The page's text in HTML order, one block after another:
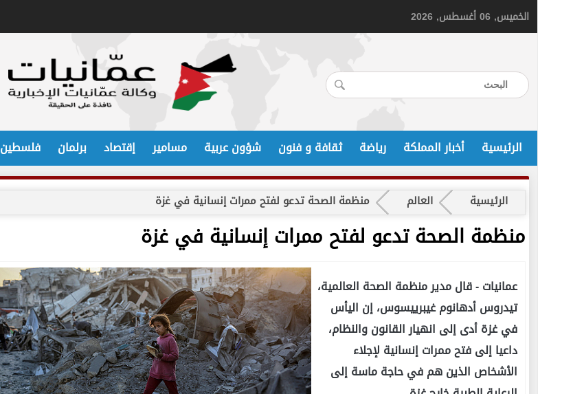
الخميس, 06 أغسطس, 2026
الرئيسية أخبار المملكة رياضة ثقافة و فنون شؤون عربية مسامير إقتصاد برلمان فلسطين
الرئيسية العالم منظمة الصحة تدعو لفتح ممرات إنسانية في غزة
منظمة الصحة تدعو لفتح ممرات إنسانية في غزة
عمانيات -قال مدير منظمة الصحة العالمية،
تيدروس أدهانوم غيبرييسوس، إن اليأس
في غزة أدى إلى انهيار القانون والنظام،
داعيا إلى فتح ممرات إنسانية لإجلاء
الأشخاص الذين هم في حاجة ماسة إلى